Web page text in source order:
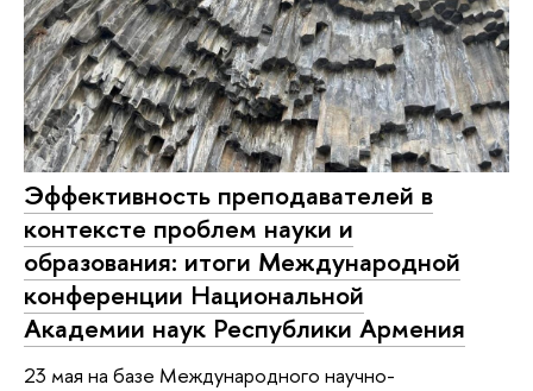
Эффективность преподавателей в
контексте проблем науки и
образования: итоги Международной
конференции Национальной
Академии наук Республики Армения
23 мая на базе Международного научно-